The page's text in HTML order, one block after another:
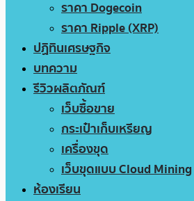
ราคา Dogecoin
ราคา Ripple (XRP)
ปฏิทินเศรษฐกิจ
บทความ
รีวิวผลิตภัณฑ์
เว็บซื้อขาย
กระเป๋าเก็บเหรียญ
เครื่องขุด
เว็บขุดแบบ Cloud Mining
ห้องเรียน